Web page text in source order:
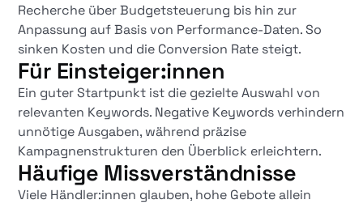
Recherche über Budgetsteuerung bis hin zur
Anpassung auf Basis von Performance-Daten. So
sinken Kosten und die Conversion Rate steigt.
Für Einsteiger:innen
Ein guter Startpunkt ist die gezielte Auswahl von
relevanten Keywords. Negative Keywords verhindern
unnötige Ausgaben, während präzise
Kampagnenstrukturen den Überblick erleichtern.
Häufige Missverständnisse
Viele Händler:innen glauben, hohe Gebote allein